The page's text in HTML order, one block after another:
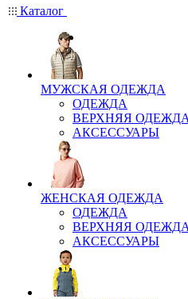
Каталог
МУЖСКАЯ ОДЕЖДА
ОДЕЖДА
ВЕРХНЯЯ ОДЕЖДА
АКСЕССУАРЫ
ЖЕНСКАЯ ОДЕЖДА
ОДЕЖДА
ВЕРХНЯЯ ОДЕЖДА
АКСЕССУАРЫ